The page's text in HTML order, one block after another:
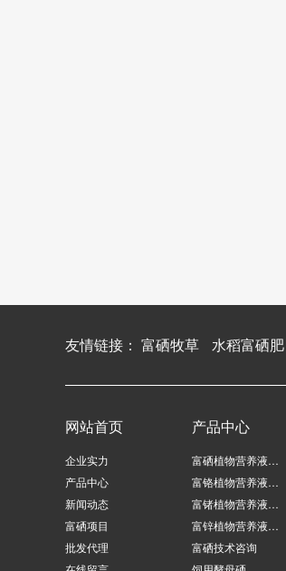
友情链接： 富硒牧草 水稻富硒肥
网站首页
企业实力
产品中心
新闻动态
富硒项目
批发代理
产品中心
富硒植物营养液…
富铬植物营养液…
富锗植物营养液…
富锌植物营养液…
富硒技术咨询